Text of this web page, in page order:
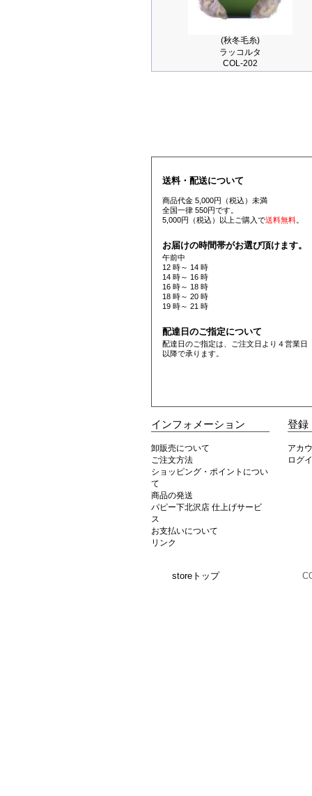
(秋冬毛糸)
ラッコルタ
COL-202
送料・配送について
商品代金 5,000円（税込）未満
全国一律 550円です。
5,000円（税込）以上ご購入で送料無料。
お届けの時間帯がお選び頂けます。
午前中
12 時～ 14 時
14 時～ 16 時
16 時～ 18 時
18 時～ 20 時
19 時～ 21 時
配達日のご指定について
配達日のご指定は、ご注文日より４営業日
以降で承ります。
インフォメーション
卸販売について
ご注文方法
ショッピング・ポイントについ
て
商品の発送
パピー下北沢店 仕上げサービ
ス
お支払いについて
リンク
登録
アカ
ログ
storeトップ